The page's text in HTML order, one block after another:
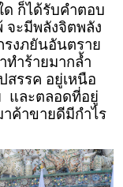
ก็ได้รับคำตอบ
จะมีพลังจิตพลัง
งภยันอันตราย
ำร้ายมากล้ำ
สรรค อยู่เหนือ
และตลอดที่อยู่
ค้าขายดีมีกำไร